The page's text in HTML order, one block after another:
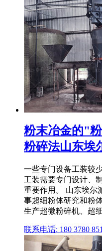
粉末冶金的"
粉碎法山东埃
一些专门设备工装较
工装需要专门设计、
重要作用。 山东埃尔
事超细粉体研究和粉
生产超微粉碎机、超
联系电话: 180 3780